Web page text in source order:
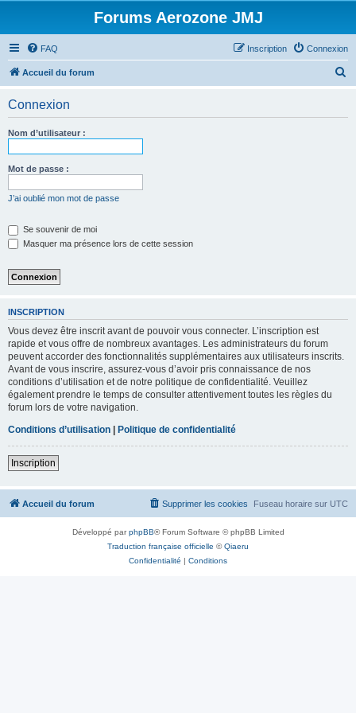
Forums Aerozone JMJ
FAQ Connexion
Inscription
Accueil du forum
Connexion
Nom d’utilisateur :
Mot de passe :
J’ai oublié mon mot de passe
Se souvenir de moi
Masquer ma présence lors de cette session
INSCRIPTION
Vous devez être inscrit avant de pouvoir vous connecter. L’inscription est
rapide et vous offre de nombreux avantages. Les administrateurs du forum
peuvent accorder des fonctionnalités supplémentaires aux utilisateurs inscrits.
Avant de vous inscrire, assurez-vous d’avoir pris connaissance de nos
conditions d’utilisation et de notre politique de confidentialité. Veuillez
également prendre le temps de consulter attentivement toutes les règles du
forum lors de votre navigation.
Conditions d’utilisation | Politique de confidentialité
Inscription
Accueil du forum Fuseau horaire sur UTC
Supprimer les cookies
Développé parphpBB® Forum Software © phpBB Limited
Traduction française officielle ©Qiaeru
Confidentialité | Conditions